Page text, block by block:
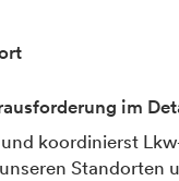
im
koordinierst
Standorten